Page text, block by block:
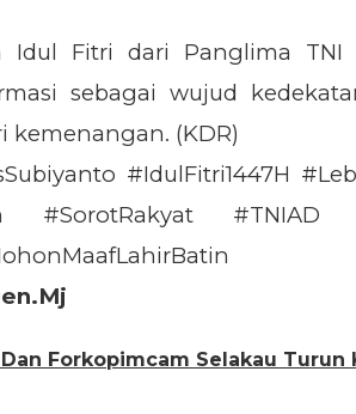
Idul Fitri dari Panglima
sebagai wujud
kemenangan. (KDR)
#IdulFitri1447H
#SorotRakyat
Forkopimcam Selakau Turun